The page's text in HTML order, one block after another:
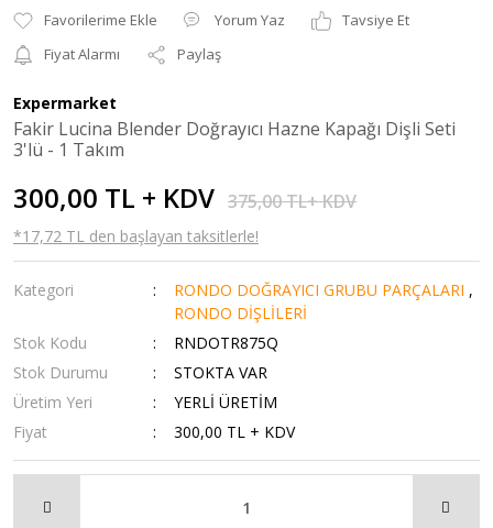
Yorum Yaz
Tavsiye Et
Fiyat Alarmı
Paylaş
Expermarket
Fakir Lucina Blender Doğrayıcı Hazne Kapağı Dişli Seti
3'lü - 1 Takım
300,00 TL + KDV 375,00 TL+ KDV
*17,72 TL den başlayan taksitlerle!
Kategori RONDO DOĞRAYICI GRUBU PARÇALARI ,
RONDO DİŞLİLERİ
Stok Kodu
RNDOTR875Q
Stok Durumu
STOKTA VAR
Üretim Yeri
YERLİ ÜRETİM
Fiyat
300,00 TL + KDV